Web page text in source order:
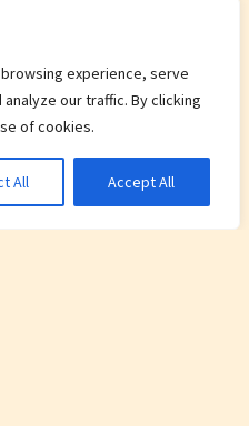
experience, serve
our traffic. By clicking
of cookies.
All Accept All